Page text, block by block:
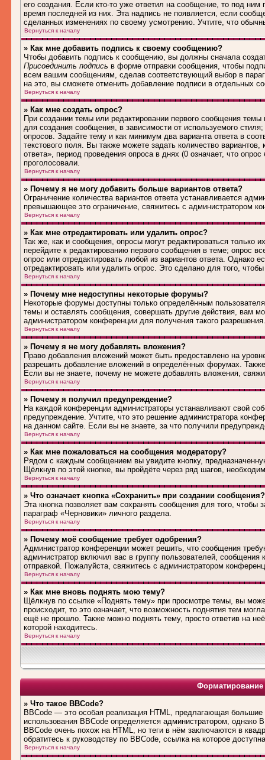
его создания. Если кто-то уже ответил на сообщение, то под
время последней из них. Эта надпись не появляется, если
сделанных изменениях по своему усмотрению. Учтите, что
Вернуться к началу
» Как мне добавить подпись к своему сообщению?
Чтобы добавить подпись к сообщению, вы должны сначала
Присоединить подпись в форме отправки сообщения, чтобы
всем вашим сообщениям, сделав соответствующий выбор в
на это, вы сможете отменить добавление подписи в отдельных
Вернуться к началу
» Как мне создать опрос?
При создании темы или редактировании первого сообщения
для создания сообщения, в зависимости от используемого
опросов. Задайте тему и как минимум два варианта ответа в
текстового поля. Вы также можете задать количество
ответа», период проведения опроса в днях (0 означает, что
проголосовали.
Вернуться к началу
» Почему я не могу добавить больше вариантов ответа?
Ограничение количества вариантов ответа устанавливается
превышающее это ограничение, свяжитесь с администратором
Вернуться к началу
» Как мне отредактировать или удалить опрос?
Так же, как и сообщения, опросы могут редактироваться только
перейдите к редактированию первого сообщения в теме; опрос
опрос или отредактировать любой из вариантов ответа. Однако
отредактировать или удалить опрос. Это сделано для того,
Вернуться к началу
» Почему мне недоступны некоторые форумы?
Некоторые форумы доступны только определённым
темы и оставлять сообщения, совершать другие действия, вам
администратором конференции для получения такого разрешения.
Вернуться к началу
» Почему я не могу добавлять вложения?
Право добавления вложений может быть предоставлено на
разрешить добавление вложений в определённых форумах.
Если вы не знаете, почему не можете добавлять вложения,
Вернуться к началу
» Почему я получил предупреждение?
На каждой конференции администраторы устанавливают свой
предупреждение. Учтите, что это решение администратора
на данном сайте. Если вы не знаете, за что получили
Вернуться к началу
» Как мне пожаловаться на сообщения модератору?
Рядом с каждым сообщением вы увидите кнопку,
Щёлкнув по этой кнопке, вы пройдёте через ряд шагов,
Вернуться к началу
» Что означает кнопка «Сохранить» при создании сообщения?
Эта кнопка позволяет вам сохранять сообщения для того, чтобы
параграф «Черновики» личного раздела.
Вернуться к началу
» Почему моё сообщение требует одобрения?
Администратор конференции может решить, что сообщения
администратор включил вас в группу пользователей,
отправкой. Пожалуйста, свяжитесь с администратором
Вернуться к началу
» Как мне вновь поднять мою тему?
Щёлкнув по ссылке «Поднять тему» при просмотре темы, вы
происходит, то это означает, что возможность поднятия тем
ещё не прошло. Также можно поднять тему, просто ответив на
которой находитесь.
Вернуться к началу
» Что такое BBCode?
BBCode — это особая реализация HTML, предлагающая
использования BBCode определяется администратором,
BBCode очень похож на HTML, но теги в нём заключаются в
обратитесь к руководству по BBCode, ссылка на которое
Вернуться к началу